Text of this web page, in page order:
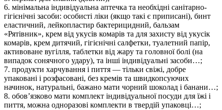
6. мінімальна індивідуальна аптечка та необхідні санітарно-
гігієнічні засоби: особисті ліки (якщо такі є приписані), бинт
еластичний, лейкопластир бактерицидний, бальзам
«Рятівник», крем від укусів комарів та для захисту від укусік
комарів, крем дитячий, гігієнічні салфетки, туалетний папір,
активоване вугілля, таблетки від жару та головної болі (на
випадок сонячного удару), та інші індивідуальні засоби…;
7. продукти харчування і пиття — тільки свіжі, добре
упаковані і розфасовані, без кремів та швидкопсуючих
начинок, натуральні, бажано мати чорний шоколад і банани…;
8. обов’язково мати комплект індивідуальної посуди для їжі і
пиття, можна одноразові комплекти в твердій упаковці…;